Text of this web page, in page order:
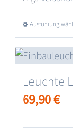
Ausführung
Leuchte
69,90€